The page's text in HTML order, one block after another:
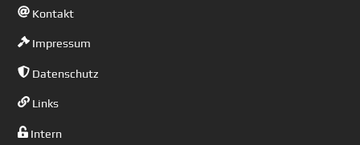
Kontakt
Impressum
Datenschutz
Links
Intern